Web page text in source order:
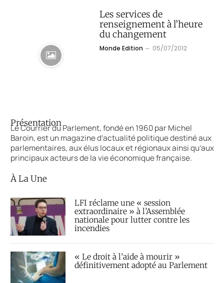
Les services de
renseignement à l’heure
du changement
Monde Edition 05/07/2012
Présentation
Le Courrier du Parlement, fondé en 1960 par Michel
Baroin, est un magazine d’actualité politique destiné aux
parlementaires, aux élus locaux et régionaux ainsi qu’aux
principaux acteurs de la vie économique française.
À La Une
LFI réclame une « session
extraordinaire » à l’Assemblée
nationale pour lutter contre les
incendies
« Le droit à l’aide à mourir »
définitivement adopté au Parlement